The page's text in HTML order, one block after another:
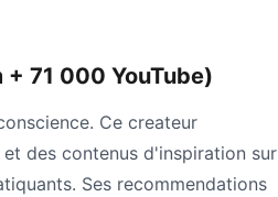
71 000 YouTube)
Ce createur
des contenus d'inspiration sur
Ses recommendations